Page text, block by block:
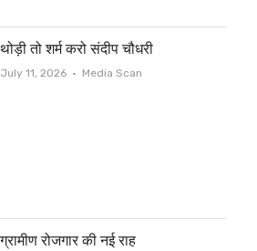
थोड़ी तो शर्म करो संदीप चौधरी
July 11, 2026 Author
Media Scan
ग्रामीण रोजगार की नई राह